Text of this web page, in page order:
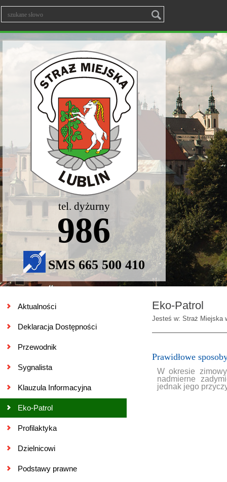
tel. dyżurny
986
SMS 665 500 410
Aktualności
Deklaracja Dostępności
Przewodnik
Sygnalista
Klauzula Informacyjna
Eko-Patrol
Profilaktyka
Dzielnicowi
Podstawy prawne
Eko-Patrol
Jesteś w: Straż Miejska
Prawidłowe
W okresie
nadmierne
jednak jego